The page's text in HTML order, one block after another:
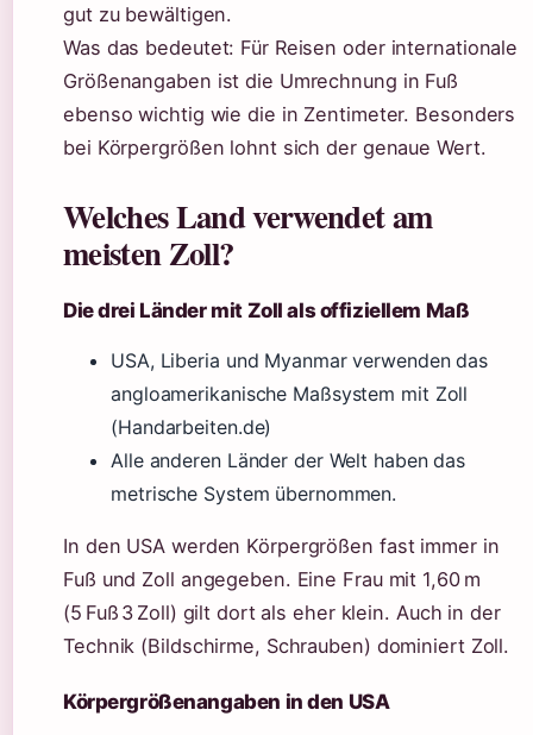
gut zu bewältigen.
Was das bedeutet: Für Reisen oder internationale
Größenangaben ist die Umrechnung in Fuß
ebenso wichtig wie die in Zentimeter. Besonders
bei Körpergrößen lohnt sich der genaue Wert.
Welches Land verwendet am
meisten Zoll?
Die drei Länder mit Zoll als offiziellem Maß
USA, Liberia und Myanmar verwenden das
angloamerikanische Maßsystem mit Zoll
(Handarbeiten.de)
Alle anderen Länder der Welt haben das
metrische System übernommen.
In den USA werden Körpergrößen fast immer in
Fuß und Zoll angegeben. Eine Frau mit 1,60 m
(5 Fuß 3 Zoll) gilt dort als eher klein. Auch in der
Technik (Bildschirme, Schrauben) dominiert Zoll.
Körpergrößenangaben in den USA